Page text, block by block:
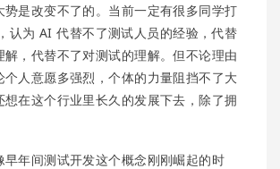
势是改变不了的。当前一定有很多同学打
认为 AI 代替不了测试人员的经验，代替
解，代替不了对测试的理解。但不论理由
个人意愿多强烈，个体的力量阻挡不了大
想在这个行业里长久的发展下去，除了拥
早年间测试开发这个概念刚刚崛起的时